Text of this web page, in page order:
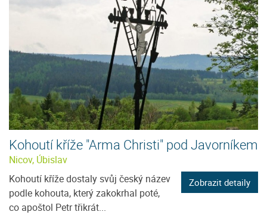
Kohoutí kříže "Arma Christi" pod Javorníkem
Nicov, Úbislav
Kohoutí kříže dostaly svůj český název
podle kohouta, který zakokrhal poté,
co apoštol Petr třikrát...
Zobrazit detaily